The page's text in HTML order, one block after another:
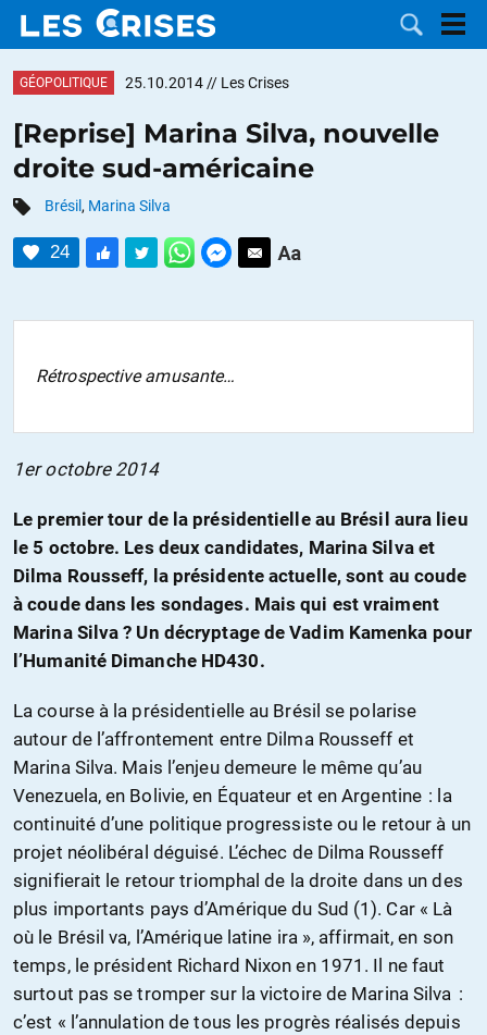
DOSSIERS
CATÉGORIES
DON
GÉOPOLITIQUE 25.10.2014 // Les Crises
[Reprise] Marina Silva, nouvelle
droite sud-américaine
Brésil , Marina Silva
24
Rétrospective amusante…
1er octobre 2014
Le premier tour de la présidentielle au Brésil aura lieu
le 5 octobre. Les deux candidates, Marina Silva et
Dilma Rousseff, la présidente actuelle, sont au coude
à coude dans les sondages. Mais qui est vraiment
Marina Silva ? Un décryptage de Vadim Kamenka pour
l’Humanité Dimanche HD430.
La course à la présidentielle au Brésil se polarise
autour de l’affrontement entre Dilma Rousseff et
Marina Silva. Mais l’enjeu demeure le même qu’au
Venezuela, en Bolivie, en Équateur et en Argentine : la
continuité d’une politique progressiste ou le retour à un
projet néolibéral déguisé. L’échec de Dilma Rousseff
signifierait le retour triomphal de la droite dans un des
plus importants pays d’Amérique du Sud (1). Car « Là
où le Brésil va, l’Amérique latine ira », affirmait, en son
temps, le président Richard Nixon en 1971. Il ne faut
surtout pas se tromper sur la victoire de Marina Silva :
c’est « l’annulation de tous les progrès réalisés depuis